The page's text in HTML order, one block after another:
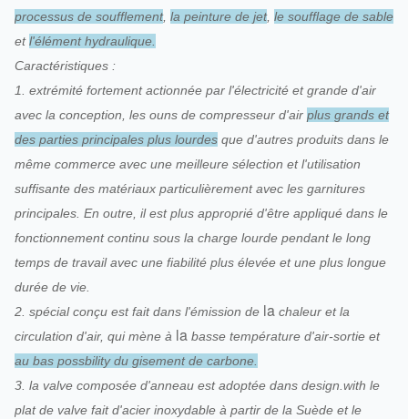
processus de soufflement, la peinture de jet, le soufflage de sable
etl'élément hydraulique.
Caractéristiques :
1. extrémité fortement actionnée par l'électricité et grande d'air
avec la conception, les ouns de compresseur d'air plus grands et
des parties principales plus lourdes que d'autres produits dans le
même commerce avec une meilleure sélection et l'utilisation
suffisante des matériaux particulièrement avec les garnitures
principales. En outre, il est plus approprié d'être appliqué dans le
fonctionnement continu sous la charge lourde pendant le long
temps de travail avec une fiabilité plus élevée et une plus longue
durée de vie.
2. spécial conçu est fait dans l'émission de la chaleur et la
circulation d'air, qui mène à la basse température d'air-sortie et
au bas possbility du gisement de carbone.
3. la valve composée d'anneau est adoptée dans design.with le
plat de valve fait d'acier inoxydable à partir de la Suède et le